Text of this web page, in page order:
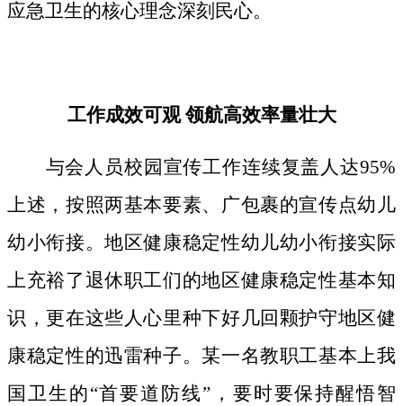
应急卫生的核心理念深刻民心。
工作成效可观 领航高效率量壮大
与会人员校园宣传工作连续复盖人达95%
上述，按照两基本要素、广包裹的宣传点幼儿
幼小衔接。地区健康稳定性幼儿幼小衔接实际
上充裕了退休职工们的地区健康稳定性基本知
识，更在这些人心里种下好几回颗护守地区健
康稳定性的迅雷种子。 某一名教职工基本上我
国卫生的“首要道防线”，要时要保持醒悟智